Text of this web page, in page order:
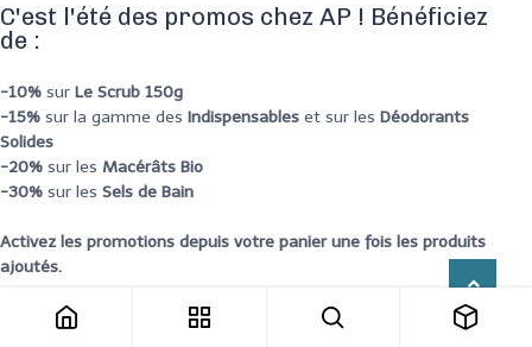
C'est l'été des promos chez AP ! Bénéficiez
de :
-10% sur Le Scrub 150g
-15% sur la gamme des Indispensables et sur les Déodorants
Solides
-20% sur les Macérâts Bio
-30% sur les Sels de Bain
Activez les promotions depuis votre panier une fois les produits
ajoutés.